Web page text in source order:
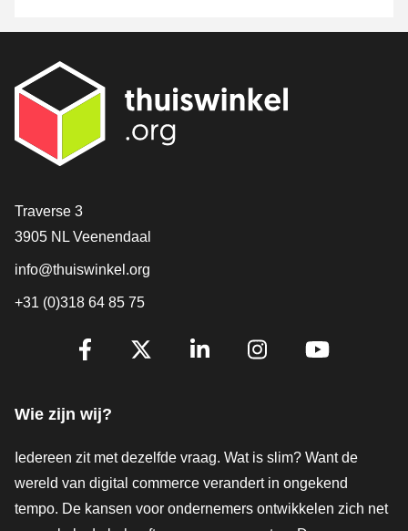
Contact
Traverse 3
3905 NL Veenendaal
info@thuiswinkel.org
+31 (0)318 64 85 75
Volg je ons al?
Wie zijn wij?
Iedereen zit met dezelfde vraag. Wat is slim? Want de
wereld van digital commerce verandert in ongekend
tempo. De kansen voor ondernemers ontwikkelen zich net